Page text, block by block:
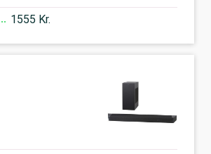
1555 Kr.